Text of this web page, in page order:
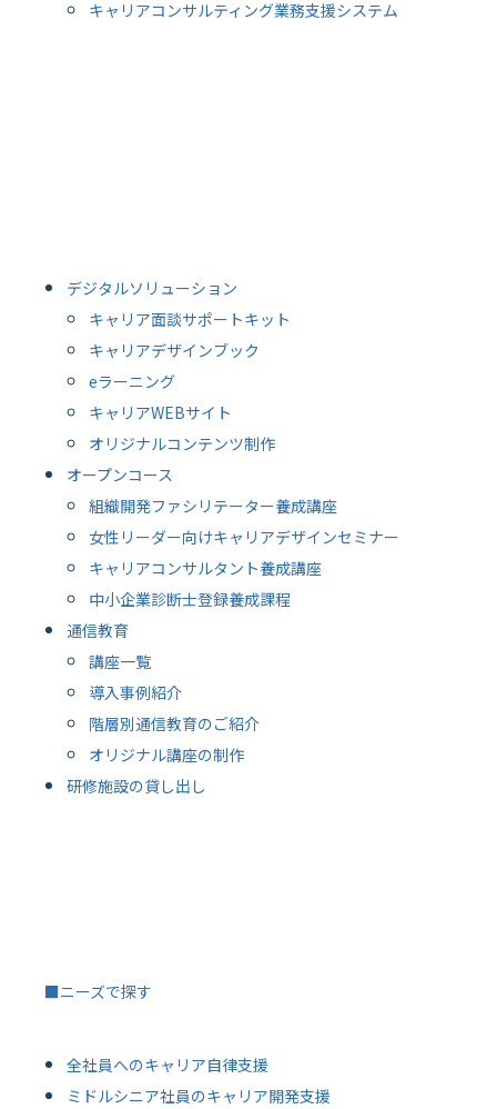
キャリアコンサルティング業務支援システム
デジタルソリューション
キャリア面談サポートキット
キャリアデザインブック
eラーニング
キャリアWEBサイト
オリジナルコンテンツ制作
オープンコース
組織開発ファシリテーター養成講座
女性リーダー向けキャリアデザインセミナー
キャリアコンサルタント養成講座
中小企業診断士登録養成課程
通信教育
講座一覧
導入事例紹介
階層別通信教育のご紹介
オリジナル講座の制作
研修施設の貸し出し
■ニーズで探す
全社員へのキャリア自律支援
ミドルシニア社員のキャリア開発支援